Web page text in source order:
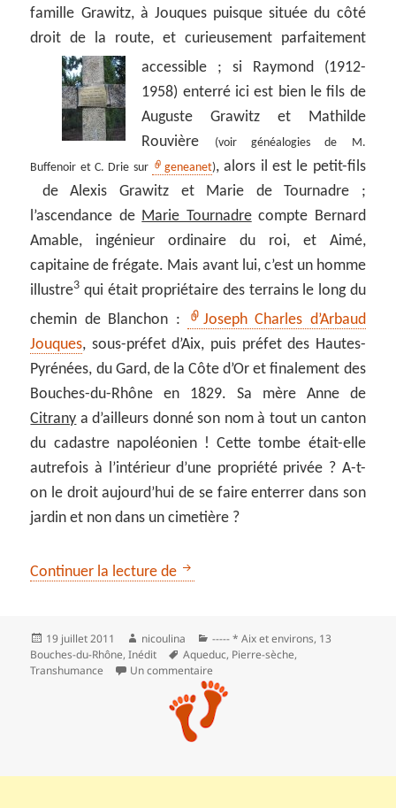
famille Grawitz, à Jouques puisque située du côté
droit de la route, et curieusement parfaitement
accessible ; si Raymond (1912-
1958) enterré ici est bien le fils de
Auguste Grawitz et Mathilde
Rouvière
(voir généalogies de M.
Buffenoir et C. Drie sur
geneanet), alors il est le petit-fils
de Alexis Grawitz et Marie de Tournadre ;
l’ascendance de Marie Tournadrecompte Bernard
Amable, ingénieur ordinaire du roi, et Aimé,
capitaine de frégate. Mais avant lui, c’est un homme
illustre3 qui était propriétaire des terrains le long du
chemin de Blanchon :
Joseph Charles d’Arbaud
Jouques, sous-préfet d’Aix, puis préfet des Hautes-
Pyrénées, du Gard, de la Côte d’Or et finalement des
Bouches-du-Rhône en 1829. Sa mère Anne de
Citrany a d’ailleurs donné son nom à tout un canton
du cadastre napoléonien ! Cette tombe était-elle
autrefois à l’intérieur d’une propriété privée ? A-t-
on le droit aujourd’hui de se faire enterrer dans son
jardin et non dans un cimetière ?
Continuer la lecture de Circuit inédit en forêt de
Publié
le
19 juillet 2011 Auteur
nicoulina Catégories
----- * Aix et environs, 13
Bouches-du-Rhône,Inédit Mots-
clés
Aqueduc, Pierre-sèche,
Transhumance
Un commentaire